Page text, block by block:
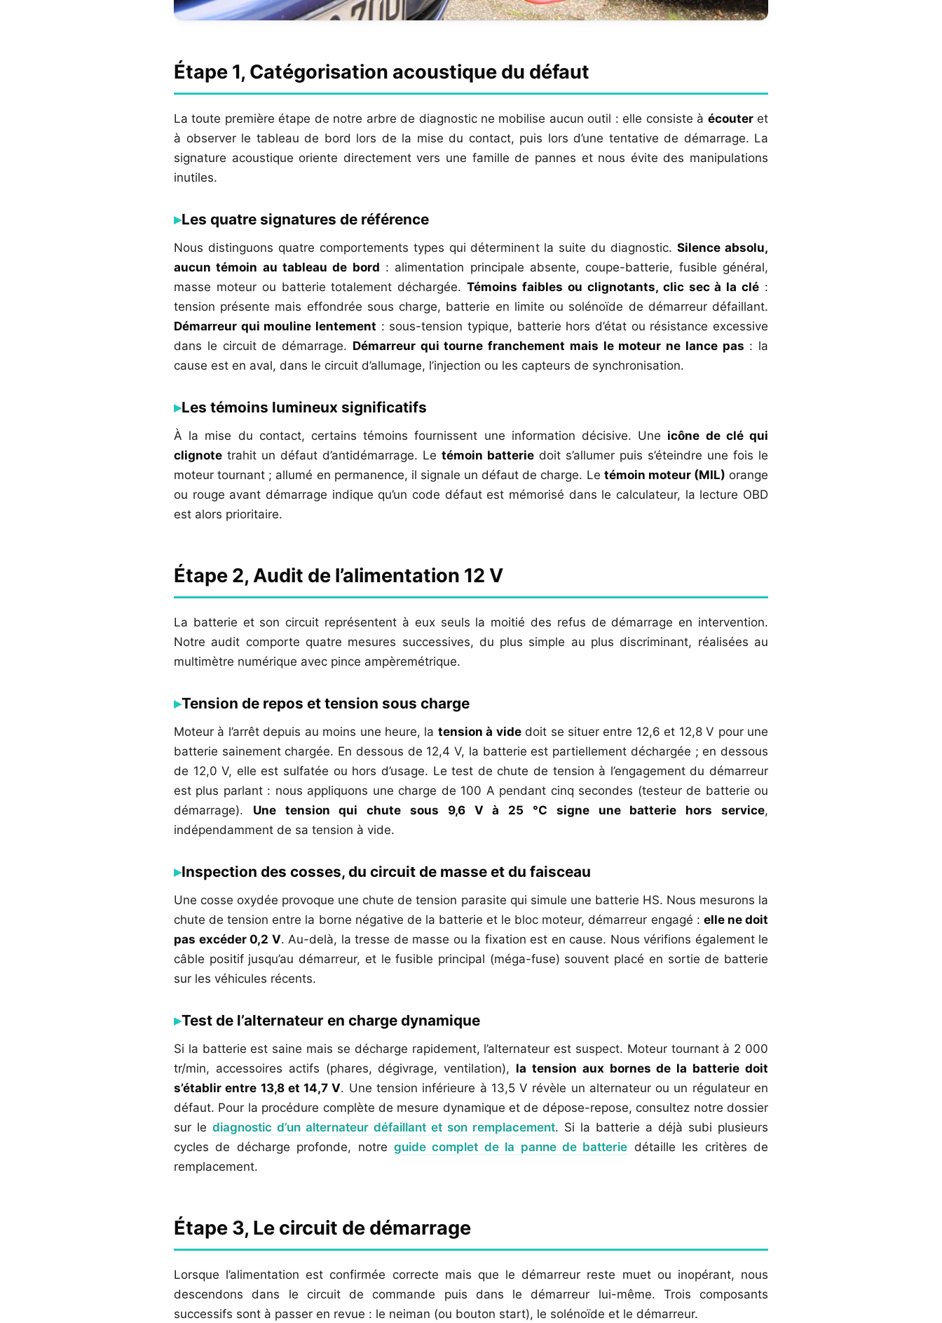
Étape 1, Catégorisation acoustique du défaut
La toute première étape de notre arbre de diagnostic ne mobilise aucun outil : elle consiste à écouteret
à observer le tableau de bord lors de la mise du contact, puis lors d’une tentative de démarrage. La
signature acoustique oriente directement vers une famille de pannes et nous évite des manipulations
inutiles.
Les quatre signatures de référence
Nous distinguons quatre comportements types qui déterminent la suite du diagnostic.Silence absolu,
aucun témoin au tableau de bord : alimentation principale absente, coupe-batterie, fusible général,
masse moteur ou batterie totalement déchargée.Témoins faibles ou clignotants, clic sec à la clé :
tension présente mais effondrée sous charge, batterie en limite ou solénoïde de démarreur défaillant.
Démarreur qui mouline lentement : sous-tension typique, batterie hors d’état ou résistance excessive
dans le circuit de démarrage. Démarreur qui tourne franchement mais le moteur ne lance pas : la
cause est en aval, dans le circuit d’allumage, l’injection ou les capteurs de synchronisation.
Les témoins lumineux significatifs
À la mise du contact, certains témoins fournissent une information décisive. Une icône de clé qui
clignote trahit un défaut d’antidémarrage. Le témoin batterie doit s’allumer puis s’éteindre une fois le
moteur tournant ; allumé en permanence, il signale un défaut de charge. Le témoin moteur (MIL) orange
ou rouge avant démarrage indique qu’un code défaut est mémorisé dans le calculateur, la lecture OBD
est alors prioritaire.
Étape 2, Audit de l’alimentation 12 V
La batterie et son circuit représentent à eux seuls la moitié des refus de démarrage en intervention.
Notre audit comporte quatre mesures successives, du plus simple au plus discriminant, réalisées au
multimètre numérique avec pince ampèremétrique.
Tension de repos et tension sous charge
Moteur à l’arrêt depuis au moins une heure, la tension à videdoit se situer entre 12,6 et 12,8 V pour une
batterie sainement chargée. En dessous de 12,4 V, la batterie est partiellement déchargée ; en dessous
de 12,0 V, elle est sulfatée ou hors d’usage. Le test de chute de tension à l’engagement du démarreur
est plus parlant : nous appliquons une charge de 100 A pendant cinq secondes (testeur de batterie ou
démarrage). Une tension qui chute sous 9,6 V à 25 °C signe une batterie hors service,
indépendamment de sa tension à vide.
Inspection des cosses, du circuit de masse et du faisceau
Une cosse oxydée provoque une chute de tension parasite qui simule une batterie HS. Nous mesurons la
chute de tension entre la borne négative de la batterie et le bloc moteur, démarreur engagé : elle ne doit
pas excéder 0,2 V. Au-delà, la tresse de masse ou la fixation est en cause. Nous vérifions également le
câble positif jusqu’au démarreur, et le fusible principal (méga-fuse) souvent placé en sortie de batterie
sur les véhicules récents.
Test de l’alternateur en charge dynamique
Si la batterie est saine mais se décharge rapidement, l’alternateur est suspect. Moteur tournant à 2 000
tr/min, accessoires actifs (phares, dégivrage, ventilation), la tension aux bornes de la batterie doit
s’établir entre 13,8 et 14,7 V. Une tension inférieure à 13,5 V révèle un alternateur ou un régulateur en
défaut. Pour la procédure complète de mesure dynamique et de dépose-repose, consultez notre dossier
sur le diagnostic d’un alternateur défaillant et son remplacement. Si la batterie a déjà subi plusieurs
cycles de décharge profonde, notre guide complet de la panne de batterie détaille les critères de
remplacement.
Étape 3, Le circuit de démarrage
Lorsque l’alimentation est confirmée correcte mais que le démarreur reste muet ou inopérant, nous
descendons dans le circuit de commande puis dans le démarreur lui-même. Trois composants
successifs sont à passer en revue : le neiman (ou bouton start), le solénoïde et le démarreur.